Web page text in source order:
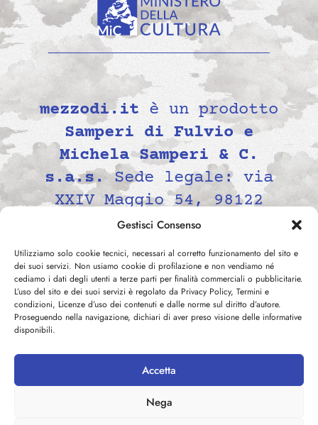
Gestisci Consenso
Utilizziamo solo cookie tecnici, necessari al corretto funzionamento del sito e
dei suoi servizi. Non usiamo cookie di profilazione e non vendiamo né
cediamo i dati degli utenti a terze parti per finalità commerciali o pubblicitarie.
L’uso del sito e dei suoi servizi è regolato da Privacy Policy, Termini e
condizioni, Licenze d’uso dei contenuti e dalle norme sul diritto d’autore.
Proseguendo nella navigazione, dichiari di aver preso visione delle informative
disponibili.
Accetta
Nega
mezzodi.it è un prodotto
Samperi di Fulvio e
Michela Samperi & C.
s.a.s.Sede legale: via
XXIV Maggio 54, 98122
Messina, Italia P.IVA
02139690834 -
contatti@mezzodi.it
Cookie Policy